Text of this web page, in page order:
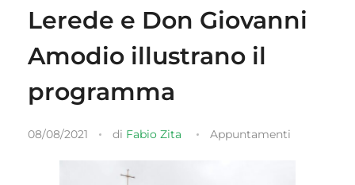
Lerede e Don Giovanni
Amodio illustrano il
programma
08/08/2021 di Fabio Zita Appuntamenti